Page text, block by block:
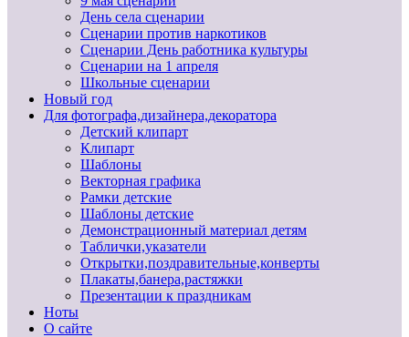
День села сценарии
Сценарии против наркотиков
Сценарии День работника культуры
Сценарии на 1 апреля
Школьные сценарии
Новый год
Для фотографа,дизайнера,декоратора
Детский клипарт
Клипарт
Шаблоны
Векторная графика
Рамки детские
Шаблоны детские
Демонстрационный материал детям
Таблички,указатели
Открытки,поздравительные,конверты
Плакаты,банера,растяжки
Презентации к праздникам
Ноты
О сайте